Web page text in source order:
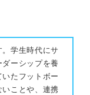
学生時代にサ
ーシップを養
たフットボー
ことや、連携